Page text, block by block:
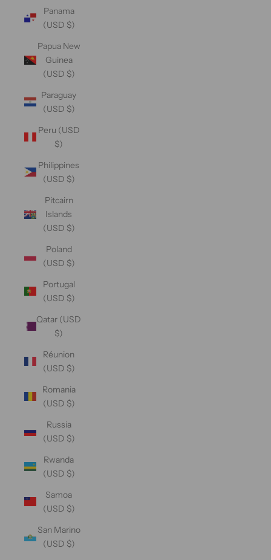
Panama
(USD $)
Papua New
Guinea
(USD $)
Paraguay
(USD $)
Peru (USD
$)
Philippines
(USD $)
Pitcairn
Islands
(USD $)
Poland
(USD $)
Portugal
(USD $)
Qatar (USD
$)
Réunion
(USD $)
Romania
(USD $)
Russia
(USD $)
Rwanda
(USD $)
Samoa
(USD $)
San Marino
(USD $)